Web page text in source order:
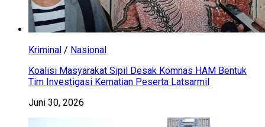
Kriminal / Nasional
Koalisi Masyarakat Sipil Desak Komnas HAM Bentuk
Tim Investigasi Kematian Peserta Latsarmil
Juni 30, 2026